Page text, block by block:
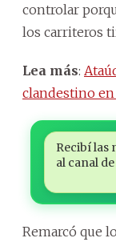
controlar
los carriteros
Lea más:
clandestino en
Recibí las
al canal
Remarcó que